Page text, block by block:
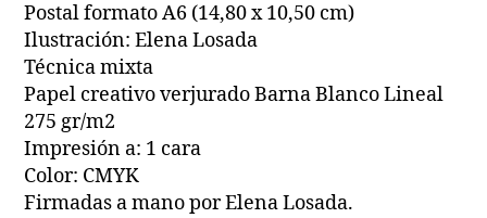
Postal formato A6 (14,80 x 10,50 cm)
Ilustración: Elena Losada
Técnica mixta
Papel creativo verjurado Barna Blanco Lineal
275 gr/m2
Impresión a: 1 cara
Color: CMYK
Firmadas a mano por Elena Losada.